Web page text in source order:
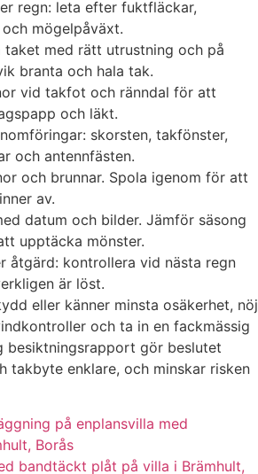
regn: leta efter fuktfläckar,
mögelpåväxt.
taket med rätt utrustning och på
branta och hala tak.
vid takfot och ränndal för att
och läkt.
skorsten, takfönster,
och antennfästen.
och brunnar. Spola igenom för att
av.
datum och bilder. Jämför säsong
upptäcka mönster.
åtgärd: kontrollera vid nästa regn
är löst.
eller känner minsta osäkerhet, nöj
och ta in en fackmässig
besiktningsrapport gör beslutet
takbyte enklare, och minskar risken
på enplansvilla med
Borås
bandtäckt plåt på villa i Brämhult,